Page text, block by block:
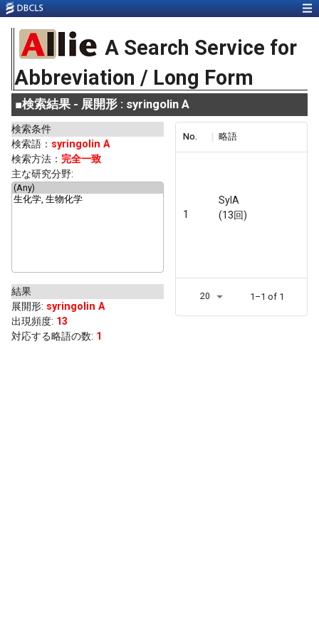
A Search Service for
Abbreviation / Long Form
■検索結果 - 展開形 : syringolin A
検索条件
検索語： syringolin A
検索方法： 完全一致
主な研究分野:
結果
展開形: syringolin A
出現頻度: 13
対応する略語の数: 1
No. 略語
1
SylA
(13回)
20 1–1 of 1